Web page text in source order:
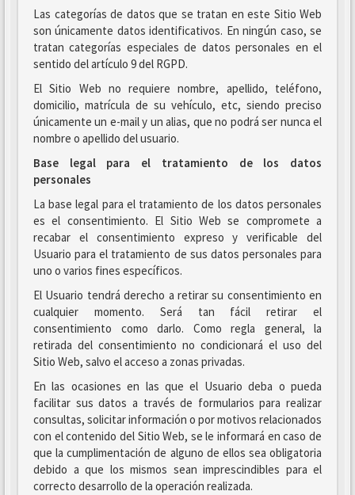
Las categorías de datos que se tratan en este Sitio Web
son únicamente datos identificativos. En ningún caso, se
tratan categorías especiales de datos personales en el
sentido del artículo 9 del RGPD.
El Sitio Web no requiere nombre, apellido, teléfono,
domicilio, matrícula de su vehículo, etc, siendo preciso
únicamente un e-mail y un alias, que no podrá ser nunca el
nombre o apellido del usuario.
Base legal para el tratamiento de los datos
personales
La base legal para el tratamiento de los datos personales
es el consentimiento. El Sitio Web se compromete a
recabar el consentimiento expreso y verificable del
Usuario para el tratamiento de sus datos personales para
uno o varios fines específicos.
El Usuario tendrá derecho a retirar su consentimiento en
cualquier momento. Será tan fácil retirar el
consentimiento como darlo. Como regla general, la
retirada del consentimiento no condicionará el uso del
Sitio Web, salvo el acceso a zonas privadas.
En las ocasiones en las que el Usuario deba o pueda
facilitar sus datos a través de formularios para realizar
consultas, solicitar información o por motivos relacionados
con el contenido del Sitio Web, se le informará en caso de
que la cumplimentación de alguno de ellos sea obligatoria
debido a que los mismos sean imprescindibles para el
correcto desarrollo de la operación realizada.